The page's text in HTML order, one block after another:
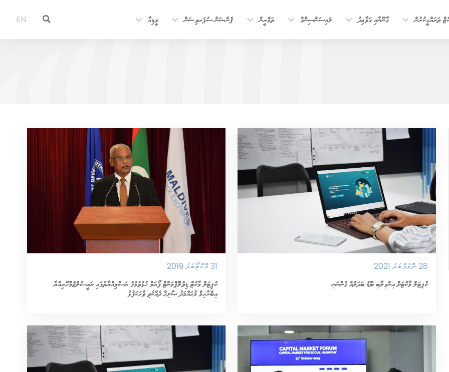
ތަރައްގީކުރުން ގާނޫނާއި ގަވާޢިދު ލައިސަންސިންގް ތަމްރީން ޕެންޝަން ސުޕަރވިޝަން މީޑިއާ EN
28 ނޮވެމްބަރު 2021
ކެޕިޓަލް މާކެޓަށް އިންގިލާބީ ބޮޑު ބަދަލެއް ގެންނަނީ
31 އޮކްޓޯބަރު 2019
ކެޕިޓަލް މާކެޓް ޑިވެލޮޕްމަންޓް ފޯރަމް ހުޅުވުމުގެ ރަސްމިއްޔާތުގައި ރައީސުލްޖުމްހޫރިއްޔާ
އިބްރާހީމް މުޙައްމަދު ޞާލިޙް ދެއްކެވި ވާހަކަފުޅު